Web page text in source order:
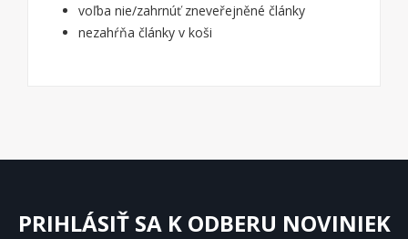
voľba nie/zahrnúť zneveřejněné články
nezahŕňa články v koši
PRIHLÁSIŤ SA K ODBERU NOVINIEK